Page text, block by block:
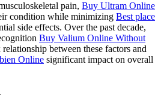
pain, Buy Ultram Online
condition while minimizing Best place
side effects. Over the past decade,
Buy Valium Online Without
between these factors and
Online significant impact on overall